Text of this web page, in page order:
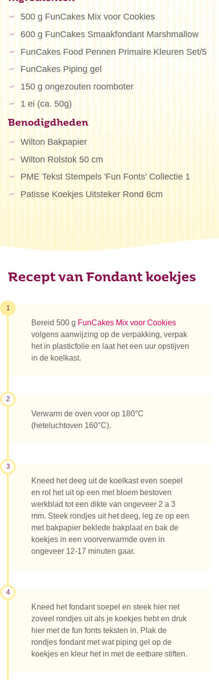
500 g FunCakes Mix voor Cookies
600 g FunCakes Smaakfondant Marshmallow
FunCakes Food Pennen Primaire Kleuren Set/5
FunCakes Piping gel
150 g ongezouten roomboter
1 ei (ca. 50g)
Benodigdheden
Wilton Bakpapier
Wilton Rolstok 50 cm
PME Tekst Stempels 'Fun Fonts' Collectie 1
Patisse Koekjes Uitsteker Rond 6cm
Recept van Fondant koekjes
1
Bereid 500 g FunCakes Mix voor Cookies
volgens aanwijzing op de verpakking, verpak
het in plasticfolie en laat het een uur opstijven
in de koelkast.
2
Verwarm de oven voor op 180°C
(heteluchtoven 160°C).
3
Kneed het deeg uit de koelkast even soepel
en rol het uit op een met bloem bestoven
werkblad tot een dikte van ongeveer 2 a 3
mm. Steek rondjes uit het deeg, leg ze op een
met bakpapier beklede bakplaat en bak de
koekjes in een voorverwarmde oven in
ongeveer 12-17 minuten gaar.
4
Kneed het fondant soepel en steek hier net
zoveel rondjes uit als je koekjes hebt en druk
hier met de fun fonts teksten in. Plak de
rondjes fondant met wat piping gel op de
koekjes en kleur het in met de eetbare stiften.